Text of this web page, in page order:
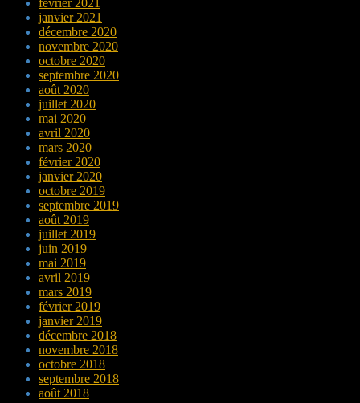
février 2021
janvier 2021
décembre 2020
novembre 2020
octobre 2020
septembre 2020
août 2020
juillet 2020
mai 2020
avril 2020
mars 2020
février 2020
janvier 2020
octobre 2019
septembre 2019
août 2019
juillet 2019
juin 2019
mai 2019
avril 2019
mars 2019
février 2019
janvier 2019
décembre 2018
novembre 2018
octobre 2018
septembre 2018
août 2018